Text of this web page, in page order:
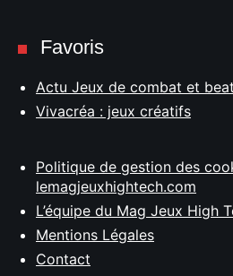
Favoris
Actu Jeux de combat et
Vivacréa : jeux créatifs
Politique de gestion des
lemagjeuxhightech.com
L’équipe du Mag Jeux High
Mentions Légales
Contact